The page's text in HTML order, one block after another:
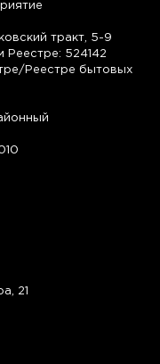
тракт, 5-9
Реестре: 524142
Реестре бытовых
21